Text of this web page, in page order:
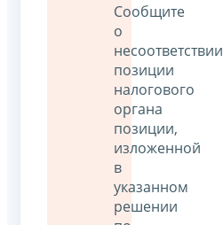
Сообщите
о
несоответствии
позиции
налогового
органа
позиции,
изложенной
в
указанном
решении